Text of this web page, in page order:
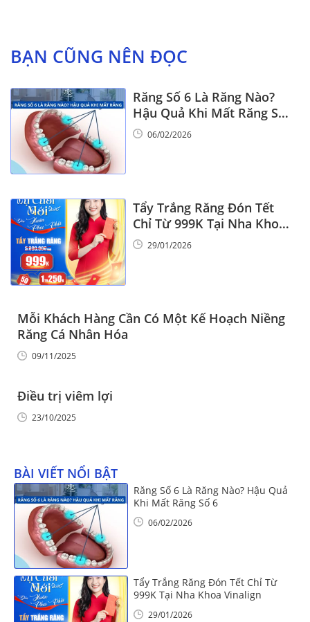
BẠN CŨNG NÊN ĐỌC
Răng Số 6 Là Răng Nào?
Hậu Quả Khi Mất Răng Số
6
06/02/2026
Tẩy Trắng Răng Đón Tết
Chỉ Từ 999K Tại Nha Khoa
Vinalign
29/01/2026
Mỗi Khách Hàng Cần Có Một Kế Hoạch Niềng
Răng Cá Nhân Hóa
09/11/2025
Điều trị viêm lợi
23/10/2025
BÀI VIẾT NỔI BẬT
Răng Số 6 Là Răng Nào? Hậu Quả
Khi Mất Răng Số 6
06/02/2026
Tẩy Trắng Răng Đón Tết Chỉ Từ
999K Tại Nha Khoa Vinalign
29/01/2026